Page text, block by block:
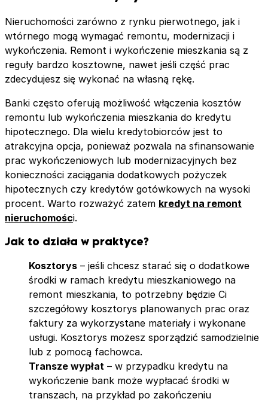
Nieruchomości zarówno z rynku pierwotnego, jak i
wtórnego mogą wymagać remontu, modernizacji i
wykończenia. Remont i wykończenie mieszkania są z
reguły bardzo kosztowne, nawet jeśli część prac
zdecydujesz się wykonać na własną rękę.
Banki często oferują możliwość włączenia kosztów
remontu lub wykończenia mieszkania do kredytu
hipotecznego. Dla wielu kredytobiorców jest to
atrakcyjna opcja, ponieważ pozwala na sfinansowanie
prac wykończeniowych lub modernizacyjnych bez
konieczności zaciągania dodatkowych pożyczek
hipotecznych czy kredytów gotówkowych na wysoki
procent. Warto rozważyć zatem kredyt na remont
nieruchomości.
Jak to działa w praktyce?
Kosztorys – jeśli chcesz starać się o dodatkowe
środki w ramach kredytu mieszkaniowego na
remont mieszkania, to potrzebny będzie Ci
szczegółowy kosztorys planowanych prac oraz
faktury za wykorzystane materiały i wykonane
usługi. Kosztorys możesz sporządzić samodzielnie
lub z pomocą fachowca.
Transze wypłat – w przypadku kredytu na
wykończenie bank może wypłacać środki w
transzach, na przykład po zakończeniu